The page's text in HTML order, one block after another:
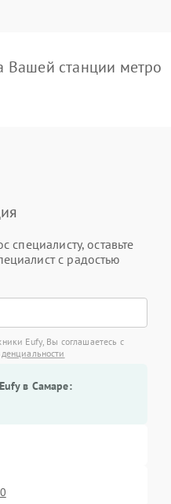
Вашей станции метро
специалисту, оставьте
с радостью
Eufy, Вы соглашаетесь с
в Самаре: